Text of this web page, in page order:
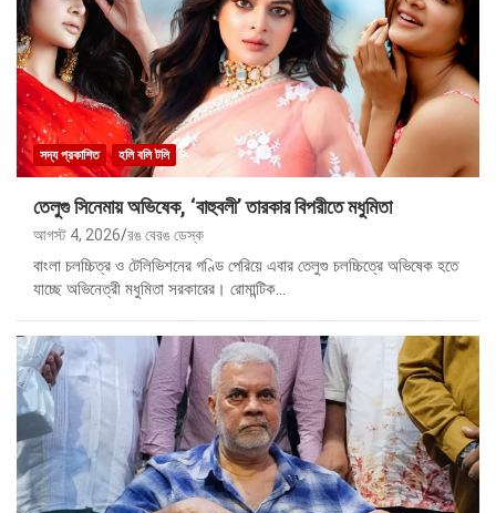
সদ্য প্রকাশিত হলি বলি টলি
তেলুগু সিনেমায় অভিষেক, ‘বাহুবলী’ তারকার বিপরীতে মধুমিতা
আগস্ট 4, 2026 রঙ বেরঙ ডেস্ক
বাংলা চলচ্চিত্র ও টেলিভিশনের গণ্ডি পেরিয়ে এবার তেলুগু চলচ্চিত্রে অভিষেক হতে
যাচ্ছে অভিনেত্রী মধুমিতা সরকারের। রোমান্টিক…